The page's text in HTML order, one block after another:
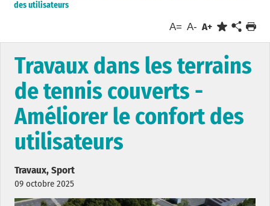
des utilisateurs
A= A- A+
Travaux dans les terrains
de tennis couverts -
Améliorer le confort des
utilisateurs
Travaux, Sport
09 octobre 2025